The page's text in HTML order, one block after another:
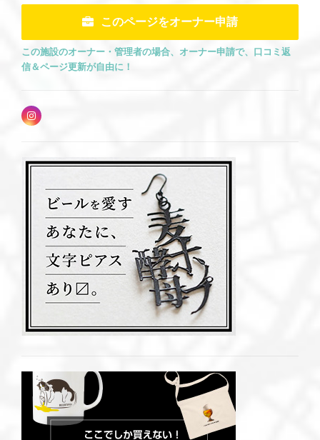
ライドパーク）2024年
11月9日（土）・10日
（日）
このページをオーナー申請
この施設のオーナー・管理者の場合、オーナー申請で、口コミ返
信＆ページ更新が自由に！